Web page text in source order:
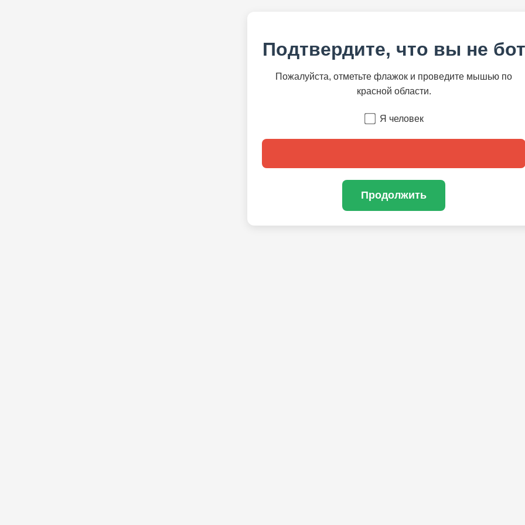
Подтвердите, что вы не бот
Пожалуйста, отметьте флажок и проведите мышью по
красной области.
Я человек
Продолжить